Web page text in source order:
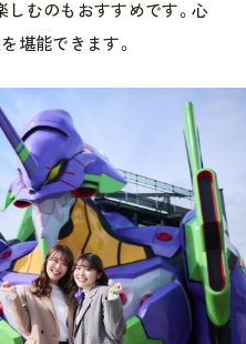
むのもおすすめです。心
堪能できます。